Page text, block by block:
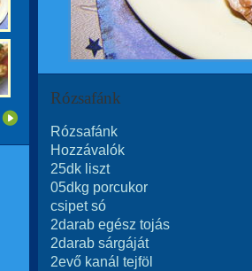
Rózsafánk
Rózsafánk
Hozzávalók
25dk liszt
05dkg porcukor
csipet só
2darab egész tojás
2darab sárgáját
2evő kanál tejföl